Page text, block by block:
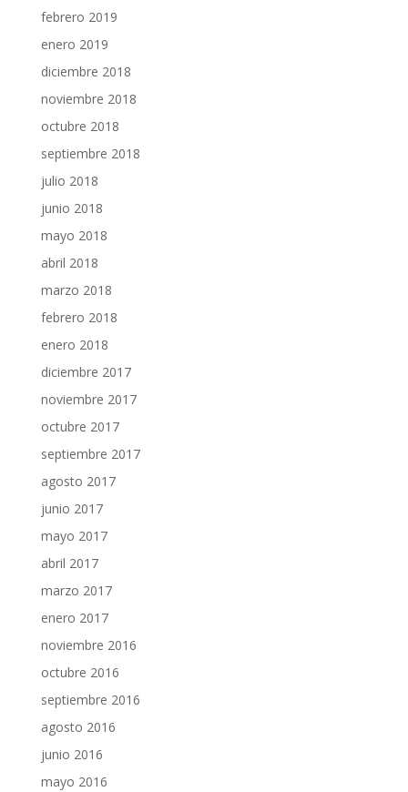
febrero 2019
enero 2019
diciembre 2018
noviembre 2018
octubre 2018
septiembre 2018
julio 2018
junio 2018
mayo 2018
abril 2018
marzo 2018
febrero 2018
enero 2018
diciembre 2017
noviembre 2017
octubre 2017
septiembre 2017
agosto 2017
junio 2017
mayo 2017
abril 2017
marzo 2017
enero 2017
noviembre 2016
octubre 2016
septiembre 2016
agosto 2016
junio 2016
mayo 2016